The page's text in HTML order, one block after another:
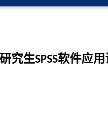
究生SPSS软件应